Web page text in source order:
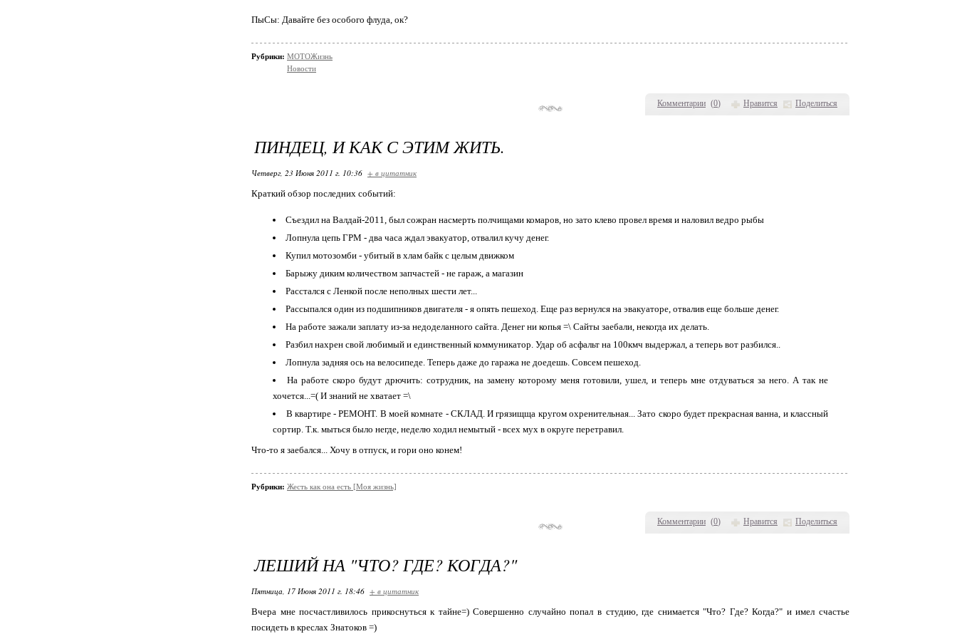
Комментарии (0) Нравится Поделиться
ПыСы: Давайте без особого флуда, ок?
Рубрики: МОТОЖизнь
Новости
Комментарии (0) Нравится Поделиться
ПИНДЕЦ, И КАК С ЭТИМ ЖИТЬ.
Четверг, 23 Июня 2011 г. 10:36 + в цитатник
Краткий обзор последних событий:
Съездил на Валдай-2011, был сожран насмерть полчищами комаров, но зато клево провел время и наловил ведро рыбы
Лопнула цепь ГРМ - два часа ждал эвакуатор, отвалил кучу денег.
Купил мотозомби - убитый в хлам байк с целым движком
Барыжу диким количеством запчастей - не гараж, а магазин
Расстался с Ленкой после неполных шести лет...
Рассыпался один из подшипников двигателя - я опять пешеход. Еще раз вернулся на эвакуаторе, отвалив еще больше денег.
На работе зажали заплату из-за недоделанного сайта. Денег ни копья =\ Сайты заебали, некогда их делать.
Разбил нахрен свой любимый и единственный коммуникатор. Удар об асфальт на 100кмч выдержал, а теперь вот разбился..
Лопнула задняя ось на велосипеде. Теперь даже до гаража не доедешь. Совсем пешеход.
На работе скоро будут дрючить: сотрудник, на замену которому меня готовили, ушел, и теперь мне отдуваться за него. А так не
хочется...=( И знаний не хватает =\
В квартире - РЕМОНТ. В моей комнате - СКЛАД. И грязищща кругом охренительная... Зато скоро будет прекрасная ванна, и классный
сортир. Т.к. мыться было негде, неделю ходил немытый - всех мух в округе перетравил.
Что-то я заебался... Хочу в отпуск, и гори оно конем!
Рубрики: Жесть как она есть [Моя жизнь]
ЛЕШИЙ НА "ЧТО? ГДЕ? КОГДА?"
Пятница, 17 Июня 2011 г. 18:46 + в цитатник
Вчера мне посчастливилось прикоснуться к тайне=) Совершенно случайно попал в студию, где снимается "Что? Где? Когда?" и имел счастье
посидеть в креслах Знатоков =)